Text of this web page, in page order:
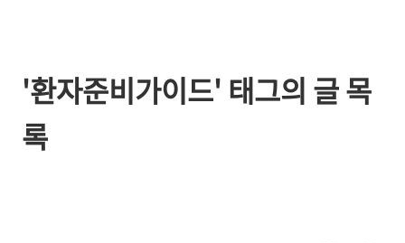
'환자준비가이드' 태그의 글 목
록